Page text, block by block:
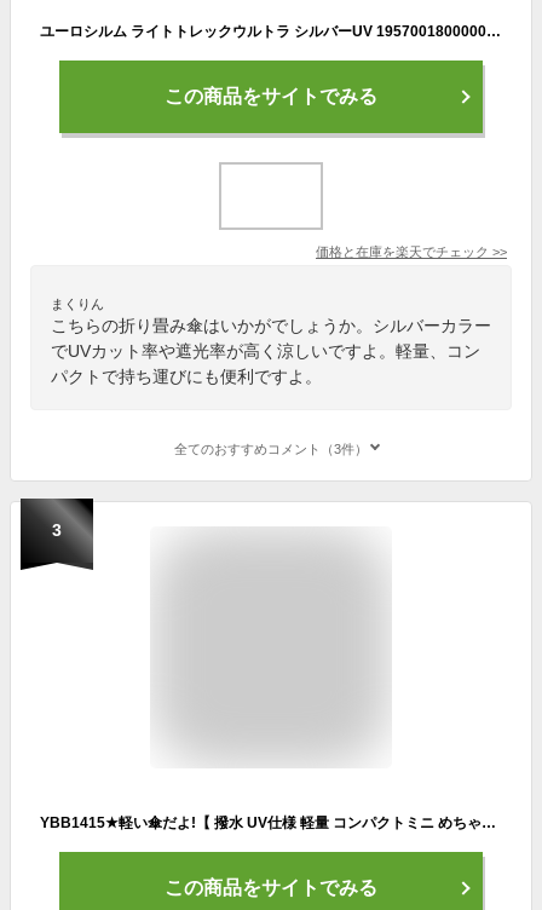
ユーロシルム ライトトレックウルトラ シルバーUV 19570018000000 傘 折りたたみ傘 トレッキング ハイキング 登山 軽量 日傘 晴雨 日焼け対策 注目商品
この商品をサイトでみる
価格と在庫を楽天でチェック >>
まくりん
こちらの折り畳み傘はいかがでしょうか。シルバーカラー
でUVカット率や遮光率が高く涼しいですよ。軽量、コン
パクトで持ち運びにも便利ですよ。
全てのおすすめコメント（3件）
3
YBB1415★軽い傘だよ!【 撥水 UV仕様 軽量 コンパクトミニ めちゃかる 55cm 折り畳み傘 雨傘&日傘 ミニ傘 無地 折りたたみ傘 小さい 携帯折傘 小学生 中学生 高校生 通勤通学 登山 キッズ めちゃ軽 メンズ レディース 婦人 スーパーミニ傘 紳士傘婦人傘 防災リュック 置き傘,
この商品をサイトでみる